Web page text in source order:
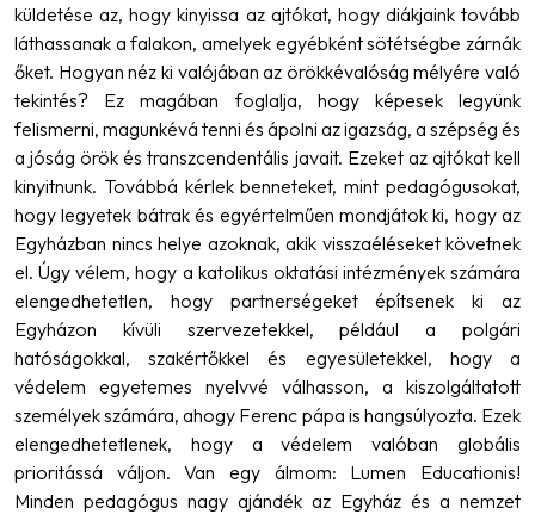
küldetése az, hogy kinyissa az ajtókat, hogy diákjaink tovább
láthassanak a falakon, amelyek egyébként sötétségbe zárnák
őket. Hogyan néz ki valójában az örökkévalóság mélyére való
tekintés? Ez magában foglalja, hogy képesek legyünk
felismerni, magunkévá tenni és ápolni az igazság, a szépség és
a jóság örök és transzcendentális javait. Ezeket az ajtókat kell
kinyitnunk. Továbbá kérlek benneteket, mint pedagógusokat,
hogy legyetek bátrak és egyértelműen mondjátok ki, hogy az
Egyházban nincs helye azoknak, akik visszaéléseket követnek
el. Úgy vélem, hogy a katolikus oktatási intézmények számára
elengedhetetlen, hogy partnerségeket építsenek ki az
Egyházon kívüli szervezetekkel, például a polgári
hatóságokkal, szakértőkkel és egyesületekkel, hogy a
védelem egyetemes nyelvvé válhasson, a kiszolgáltatott
személyek számára, ahogy Ferenc pápa is hangsúlyozta. Ezek
elengedhetetlenek, hogy a védelem valóban globális
prioritássá váljon. Van egy álmom: Lumen Educationis!
Minden pedagógus nagy ajándék az Egyház és a nemzet